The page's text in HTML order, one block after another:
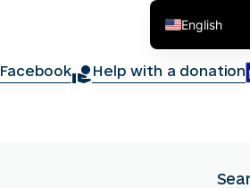
Facebook Help with a donation
English
Українська